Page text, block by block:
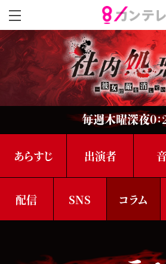
毎週⽊曜深夜0：
あらすじ 出演者
配信 SNS コラム